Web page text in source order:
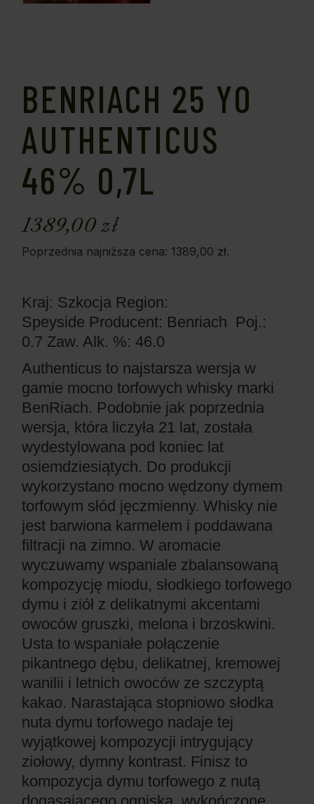
BENRIACH 25 YO
AUTHENTICUS
46% 0,7L
1389,00zł
Poprzednia najniższa cena: 1389,00 zł.
Kraj: Szkocja Region:
Speyside Producent: Benriach Poj.:
0.7 Zaw. Alk. %: 46.0
Authenticus to najstarsza wersja w
gamie mocno torfowych whisky marki
BenRiach. Podobnie jak poprzednia
wersja, która liczyła 21 lat, została
wydestylowana pod koniec lat
osiemdziesiątych. Do produkcji
wykorzystano mocno wędzony dymem
torfowym słód jęczmienny. Whisky nie
jest barwiona karmelem i poddawana
filtracji na zimno. W aromacie
wyczuwamy wspaniale zbalansowaną
kompozycję miodu, słodkiego torfowego
dymu i ziół z delikatnymi akcentami
owoców gruszki, melona i brzoskwini.
Usta to wspaniałe połączenie
pikantnego dębu, delikatnej, kremowej
wanilii i letnich owoców ze szczyptą
kakao. Narastająca stopniowo słodka
nuta dymu torfowego nadaje tej
wyjątkowej kompozycji intrygujący
ziołowy, dymny kontrast. Finisz to
kompozycja dymu torfowego z nutą